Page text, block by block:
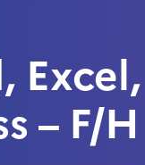
– F/H